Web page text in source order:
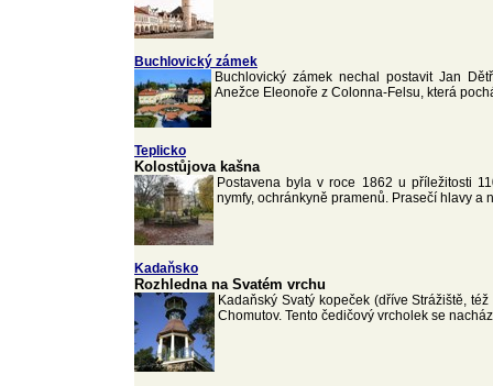
Buchlovický zámek
Buchlovický zámek nechal postavit Jan
Anežce Eleonoře z Colonna-Felsu, která
Teplicko
Kolostůjova kašna
Postavena byla v roce 1862 u příležitosti
nymfy, ochránkyně pramenů. Prasečí hlavy a
Kadaňsko
Rozhledna na Svatém vrchu
Kadaňský Svatý kopeček (dříve Strážiště,
Chomutov. Tento čedičový vrcholek se